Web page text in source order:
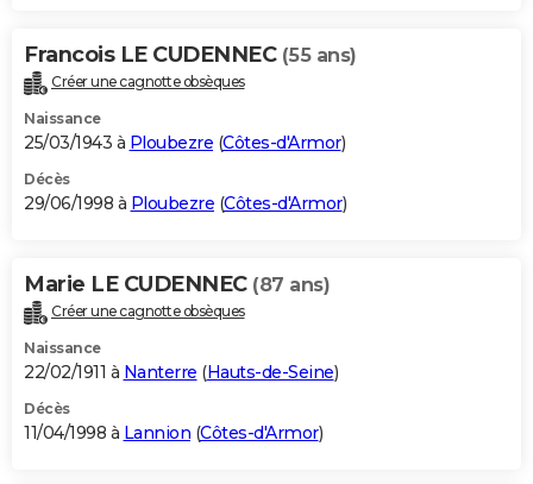
Francois LE CUDENNEC (55 ans)
Créer une cagnotte obsèques
Naissance
25/03/1943 à Ploubezre (Côtes-d'Armor)
Décès
29/06/1998 à Ploubezre (Côtes-d'Armor)
Marie LE CUDENNEC (87 ans)
Créer une cagnotte obsèques
Naissance
22/02/1911 à Nanterre (Hauts-de-Seine)
Décès
11/04/1998 à Lannion (Côtes-d'Armor)